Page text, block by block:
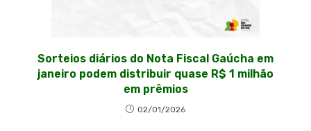
Sorteios diários do Nota Fiscal Gaúcha em
janeiro podem distribuir quase R$ 1 milhão
em prêmios
02/01/2026